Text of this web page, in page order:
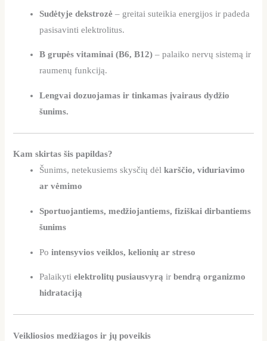
Sudėtyje dekstrozė – greitai suteikia energijos ir padeda
pasisavinti elektrolitus.
B grupės vitaminai (B6, B12) – palaiko nervų sistemą ir
raumenų funkciją.
Lengvai dozuojamas ir tinkamas įvairaus dydžio
šunims.
Kam skirtas šis papildas?
Šunims, netekusiems skysčių dėlkarščio, viduriavimo
ar vėmimo
Sportuojantiems, medžiojantiems, fiziškai dirbantiems
šunims
Pointensyvios veiklos, kelionių ar streso
Palaikytielektrolitų pusiausvyrą irbendrą organizmo
hidrataciją
Veikliosios medžiagos ir jų poveikis